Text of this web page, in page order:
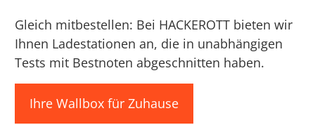
Gleich mitbestellen: Bei HACKEROTT bieten wir
Ihnen Ladestationen an, die in unabhängigen
Tests mit Bestnoten abgeschnitten haben.
Ihre Wallbox für Zuhause